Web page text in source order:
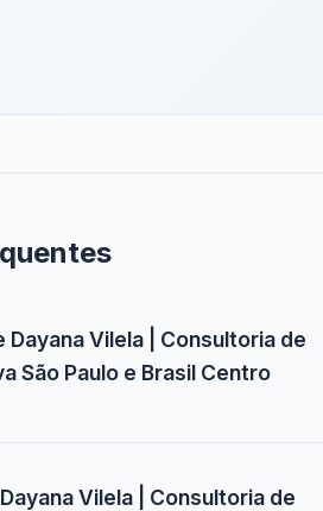
Dayana Vilela | Consultoria de
São Paulo e Brasil Centro
Vilela | Consultoria de